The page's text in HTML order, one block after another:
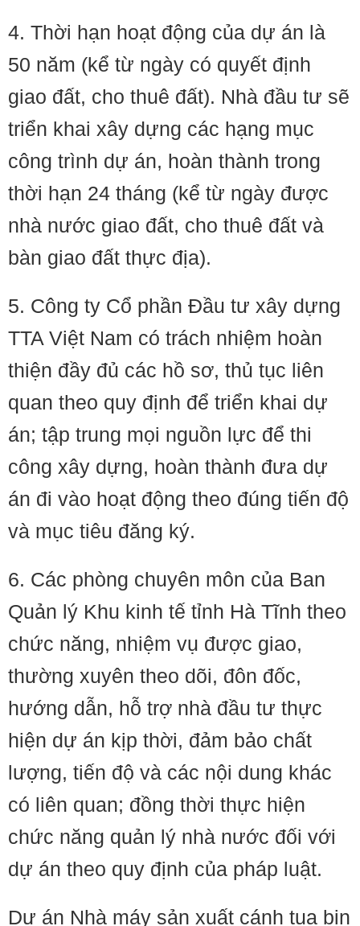
4. Thời hạn hoạt động của dự án là
50 năm (kể từ ngày có quyết định
giao đất, cho thuê đất). Nhà đầu tư sẽ
triển khai xây dựng các hạng mục
công trình dự án, hoàn thành trong
thời hạn 24 tháng (kể từ ngày được
nhà nước giao đất, cho thuê đất và
bàn giao đất thực địa).
5. Công ty Cổ phần Đầu tư xây dựng
TTA Việt Nam có trách nhiệm hoàn
thiện đầy đủ các hồ sơ, thủ tục liên
quan theo quy định để triển khai dự
án; tập trung mọi nguồn lực để thi
công xây dựng, hoàn thành đưa dự
án đi vào hoạt động theo đúng tiến độ
và mục tiêu đăng ký.
6. Các phòng chuyên môn của Ban
Quản lý Khu kinh tế tỉnh Hà Tĩnh theo
chức năng, nhiệm vụ được giao,
thường xuyên theo dõi, đôn đốc,
hướng dẫn, hỗ trợ nhà đầu tư thực
hiện dự án kịp thời, đảm bảo chất
lượng, tiến độ và các nội dung khác
có liên quan; đồng thời thực hiện
chức năng quản lý nhà nước đối với
dự án theo quy định của pháp luật.
Dự án Nhà máy sản xuất cánh tua bin